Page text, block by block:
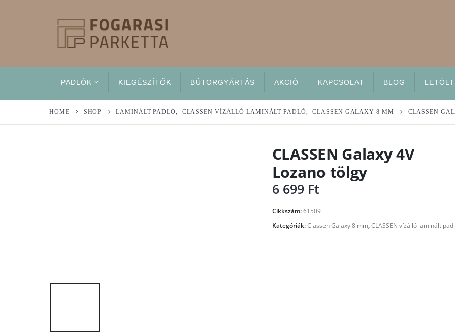
PADLÓK KIEGÉSZÍTŐK BÚTORGYÁRTÁS AKCIÓ KAPCSOLAT BLOG
HOME SHOP LAMINÁLT PADLÓ, CLASSEN VÍZÁLLÓ LAMINÁLT PADLÓ, CLASSEN GALAXY 8 MM CLASSEN
CLASSEN Galaxy 4V
Lozano tölgy
6 699 Ft
Cikkszám:61509
Kategóriák:Classen Galaxy 8 mm,CLASSEN vízálló laminált